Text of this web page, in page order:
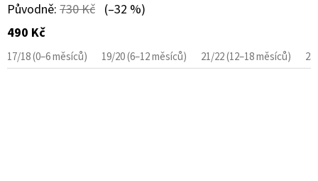
Původně: 730 Kč (–32 %)
490 Kč
17/18 (0–6 měsíců) 19/20 (6–12 měsíců) 21/22 (12–18 měsíců)